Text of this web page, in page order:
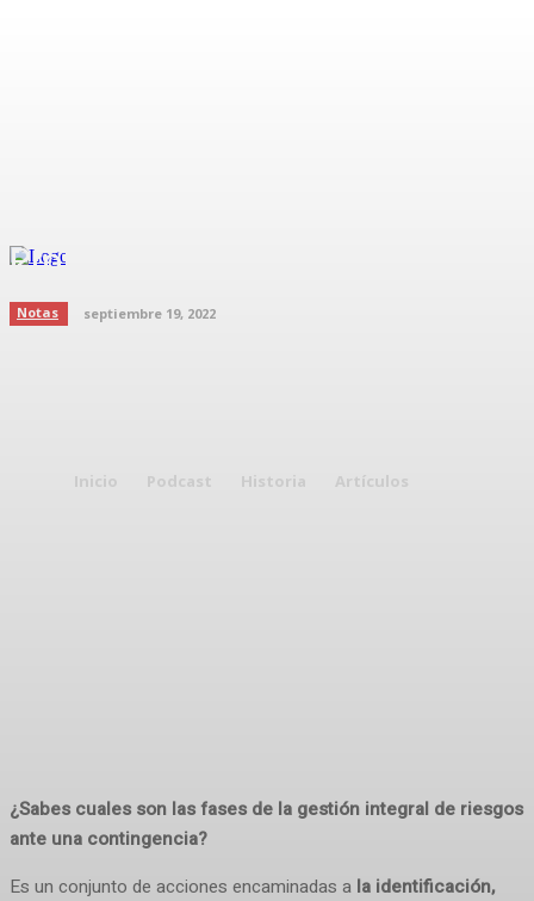
Inicio Podcast Historia Artículos
Protocolos de la proteción civil
Notas septiembre 19, 2022
¿Sabes cuales son las fases de la gestión integral de riesgos
ante una contingencia?
Es un conjunto de acciones encaminadas a la identificación,